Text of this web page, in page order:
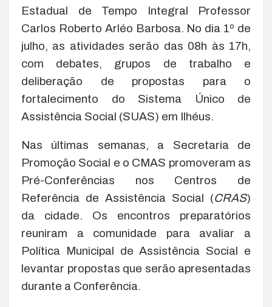
Estadual de Tempo Integral Professor
Carlos Roberto Arléo Barbosa. No dia 1º de
julho, as atividades serão das 08h às 17h,
com debates, grupos de trabalho e
deliberação de propostas para o
fortalecimento do Sistema Único de
Assistência Social (SUAS) em Ilhéus.
Nas últimas semanas, a Secretaria de
Promoção Social e o CMAS promoveram as
Pré-Conferências nos Centros de
Referência de Assistência Social (CRAS)
da cidade. Os encontros preparatórios
reuniram a comunidade para avaliar a
Política Municipal de Assistência Social e
levantar propostas que serão apresentadas
durante a Conferência.